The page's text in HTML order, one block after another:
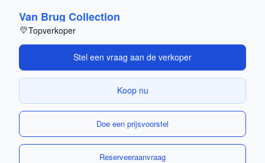
Van Brug Collection
Topverkoper
Stel een vraag aan de verkoper
Koop nu
Doe een prijsvoorstel
Reserveeraanvraag